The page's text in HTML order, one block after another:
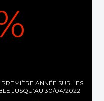
ANNÉE SUR LES
JUSQU’AU 30/04/2022